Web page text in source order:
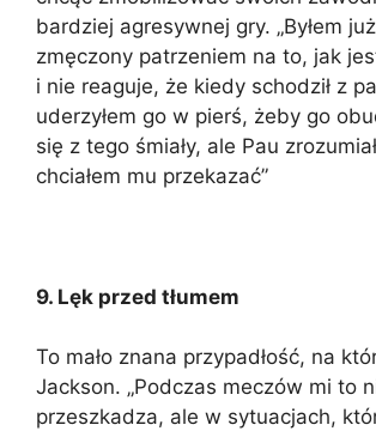
bardziej agresywnej gry. „Byłem
zmęczony patrzeniem na to, jak
i nie reaguje, że kiedy schodził z
uderzyłem go w pierś, żeby go
się z tego śmiały, ale Pau
chciałem mu przekazać”
9. Lęk przed tłumem
To mało znana przypadłość, na
Jackson. „Podczas meczów mi to
przeszkadza, ale w sytuacjach,